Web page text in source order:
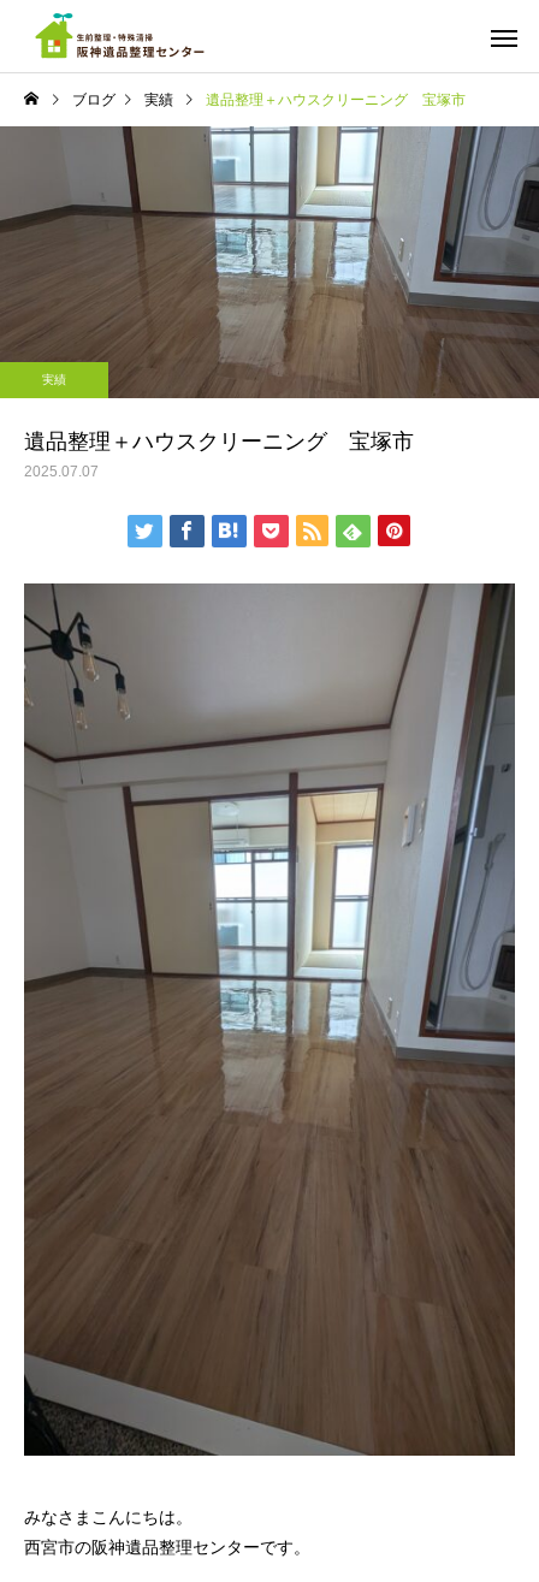
ご依頼までの流れ 料金
遺品の仕分け・買取・
ちょっと広めのワンルーム
の遺品整理 西宮市
実績
遺品整理 マンショ
宮市南部
ブログ 実績 遺品整理＋ハウスクリーニング 宝塚市
実績
遺品整理＋ハウスクリーニング 宝塚市
2025.07.07
みなさまこんにちは。
西宮市の阪神遺品整理センターです。